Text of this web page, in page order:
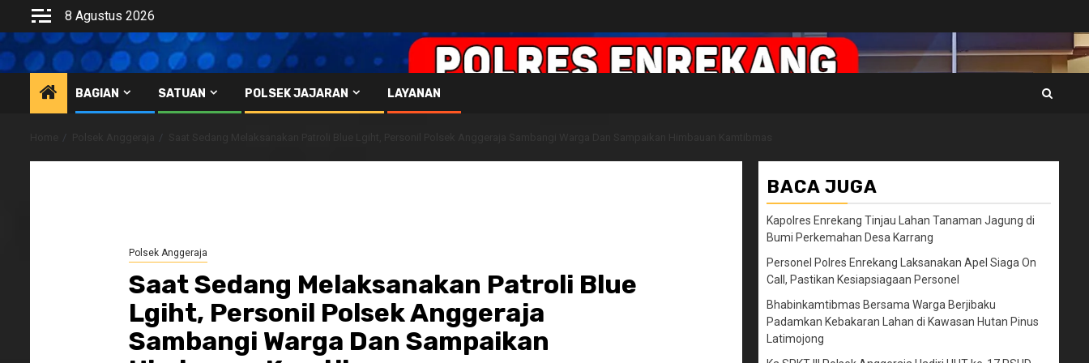
content
8 Agustus 2026
BAGIAN SATUAN POLSEK JAJARAN LAYANAN
Polsek Anggeraja
Saat Sedang Melaksanakan Patroli Blue
Lgiht, Personil Polsek Anggeraja
Sambangi Warga Dan Sampaikan
BACA JUGA
Kapolres Enrekang Tinjau Lahan Tanaman Jagung di
Bumi Perkemahan Desa Karrang
Personel Polres Enrekang Laksanakan Apel Siaga On
Call, Pastikan Kesiapsiagaan Personel
Bhabinkamtibmas Bersama Warga Berjibaku
Padamkan Kebakaran Lahan di Kawasan Hutan Pinus
Latimojong